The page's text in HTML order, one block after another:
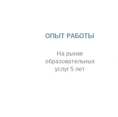
ОПЫТ РАБОТЫ
На рынке
образовательных
услуг 5 лет